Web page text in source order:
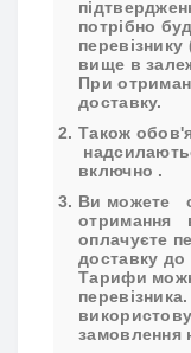
потрібно
перевізнику
вище в
При
доставку.
Також
включно .
Ви можете
отримання
оплачуєте
доставку до
Тарифи
замовлення